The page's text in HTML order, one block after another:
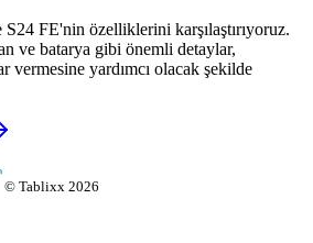
FE'nin özelliklerini karşılaştırıyoruz.
ve batarya gibi önemli detaylar,
vermesine yardımcı olacak şekilde
© Tablixx 2026